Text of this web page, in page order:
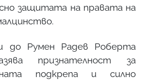
защитата на правата на
до Румен Радев Роберта
признателност за
подкрепа и силно